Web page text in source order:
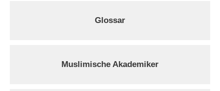
Glossar
Muslimische Akademiker